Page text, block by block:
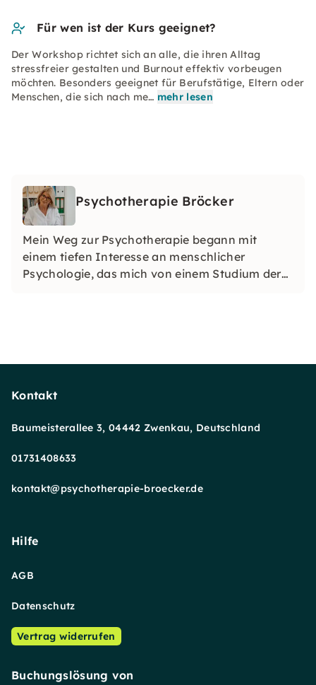
Für wen ist der Kurs geeignet?
Der Workshop richtet sich an alle, die ihren Alltag
stressfreier gestalten und Burnout effektiv vorbeugen
möchten. Besonders geeignet für Berufstätige, Eltern oder
Menschen, die sich nach me… mehr lesen
Psychotherapie Bröcker
Mein Weg zur Psychotherapie begann mit
einem tiefen Interesse an menschlicher
Psychologie, das mich von einem Studium der
Kontakt
Baumeisterallee 3, 04442 Zwenkau, Deutschland
01731408633
kontakt@psychotherapie-broecker.de
Hilfe
AGB
Datenschutz
Vertrag widerrufen
Buchungslösung von